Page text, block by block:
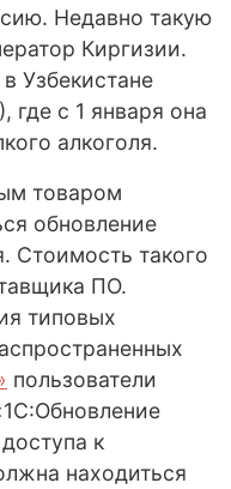
Недавно такую
Киргизии.
Узбекистане
где с 1 января она
алкоголя.
товаром
обновление
Стоимость такого
ПО.
типовых
пользователи
к
находиться